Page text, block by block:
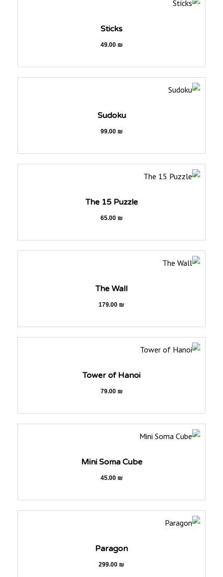
Sticks
49.00₪
Sudoku
99.00₪
The 15 Puzzle
65.00₪
The Wall
179.00₪
Tower of Hanoi
79.00₪
Mini Soma Cube
45.00₪
Paragon
299.00₪